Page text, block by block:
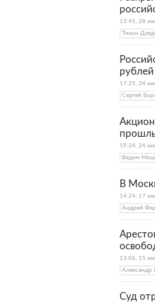
13:45, 28
Тихон
17:25, 24
Сергей
19:24, 24
Вадим
В
14:24, 17
Андрей
13:06, 15
Александр
Суд